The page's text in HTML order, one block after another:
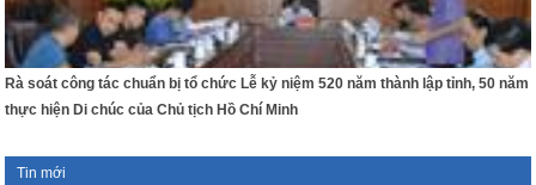
Rà soát công tác chuẩn bị tổ chức Lễ kỷ niệm 520 năm thành lập tỉnh, 50 năm
thực hiện Di chúc của Chủ tịch Hồ Chí Minh
Tin mới